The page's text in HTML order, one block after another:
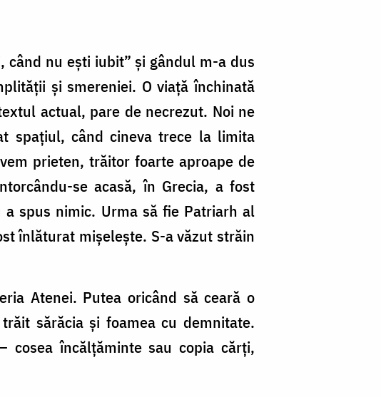
când nu ești iubit” și gândul m-a dus
și smereniei. O viață închinată
actual, pare de necrezut. Noi ne
spațiul, când cineva trece la limita
prieten, trăitor foarte aproape de
se acasă, în Grecia, a fost
spus nimic. Urma să fie Patriarh al
înlăturat mișelește. S-a văzut străin
Atenei. Putea oricând să ceară o
sărăcia și foamea cu demnitate.
cosea încălțăminte sau copia cărți,